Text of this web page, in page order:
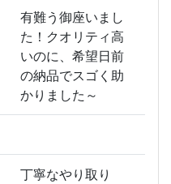
有難う御座いまし
た！クオリティ高
いのに、希望日前
の納品でスゴく助
かりました～
丁寧なやり取り